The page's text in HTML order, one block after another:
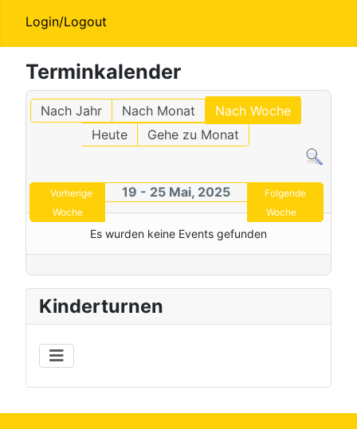
Login/Logout
Terminkalender
Nach Jahr Nach Monat
Nach Woche
Heute
Gehe zu Monat
Vorherige
Woche
19 - 25 Mai, 2025
Folgende
Woche
Es wurden keine Events gefunden
Kinderturnen